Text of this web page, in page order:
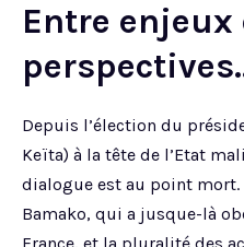
Entre enjeux
Depuis l’élection du
Keïta) à la tête de l’Etat
dialogue est au point mort.
Bamako, qui a jusque-là